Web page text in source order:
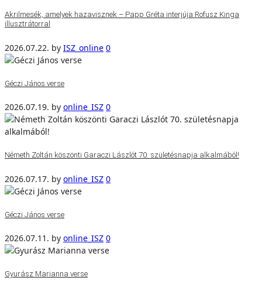
Akrilmesék, amelyek hazavisznek – Papp Gréta interjúja Rofusz Kinga
illusztrátorral
2026.07.22. by ISZ_online 0
Géczi János verse
2026.07.19. by online_ISZ 0
Németh Zoltán köszönti Garaczi Lászlót 70. születésnapja alkalmából!
2026.07.17. by online_ISZ 0
Géczi János verse
2026.07.11. by online_ISZ 0
Gyurász Marianna verse